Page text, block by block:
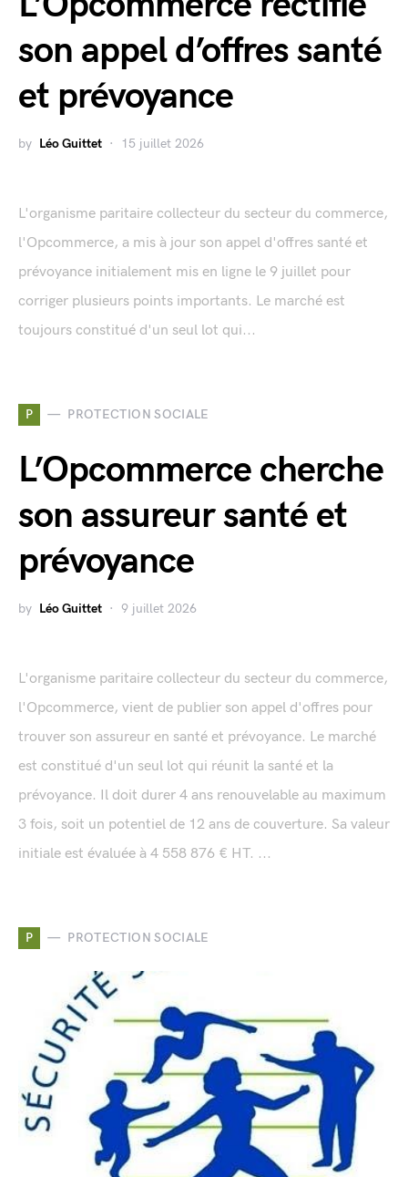
son appel d’offres santé
et prévoyance
by Léo Guittet 15 juillet 2026
L'organisme paritaire collecteur du secteur du commerce,
l'Opcommerce, a mis à jour son appel d'offres santé et
prévoyance initialement mis en ligne le 9 juillet pour
corriger plusieurs points importants. Le marché est
toujours constitué d'un seul lot qui...
P PROTECTION SOCIALE
L’Opcommerce cherche
son assureur santé et
prévoyance
by Léo Guittet 9 juillet 2026
L'organisme paritaire collecteur du secteur du commerce,
l'Opcommerce, vient de publier son appel d'offres pour
trouver son assureur en santé et prévoyance. Le marché
est constitué d'un seul lot qui réunit la santé et la
prévoyance. Il doit durer 4 ans renouvelable au maximum
3 fois, soit un potentiel de 12 ans de couverture. Sa valeur
initiale est évaluée à 4 558 876 € HT. ...
P PROTECTION SOCIALE